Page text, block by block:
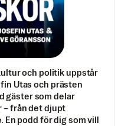
och politik uppstår
Utas och prästen
gäster som delar
– från det djupt
podd för dig som vill